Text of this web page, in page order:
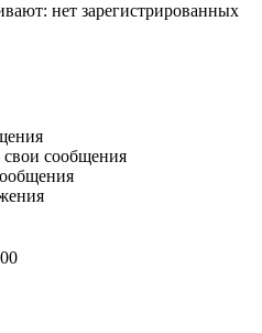
нет зарегистрированных
свои сообщения